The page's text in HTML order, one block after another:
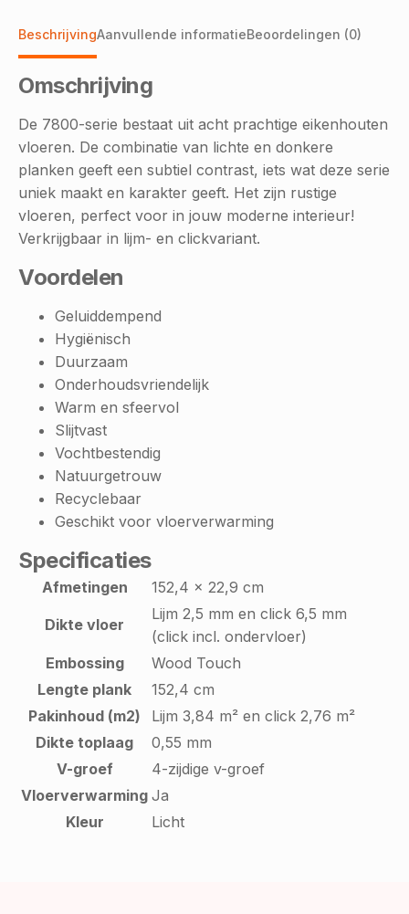
BeschrijvingAanvullende informatieBeoordelingen (0)
Omschrijving
De 7800-serie bestaat uit acht prachtige eikenhouten
vloeren. De combinatie van lichte en donkere
planken geeft een subtiel contrast, iets wat deze serie
uniek maakt en karakter geeft. Het zijn rustige
vloeren, perfect voor in jouw moderne interieur!
Verkrijgbaar in lijm- en clickvariant.
Voordelen
Geluiddempend
Hygiënisch
Duurzaam
Onderhoudsvriendelijk
Warm en sfeervol
Slijtvast
Vochtbestendig
Natuurgetrouw
Recyclebaar
Geschikt voor vloerverwarming
Specificaties
Afmetingen 152,4 x 22,9 cm
Dikte vloer
Lijm 2,5 mm en click 6,5 mm
(click incl. ondervloer)
Embossing
Wood Touch
Lengte plank
152,4 cm
Pakinhoud (m2)
Lijm 3,84 m² en click 2,76 m²
Dikte toplaag
0,55 mm
V-groef
4-zijdige v-groef
Vloerverwarming Ja
Kleur
Licht